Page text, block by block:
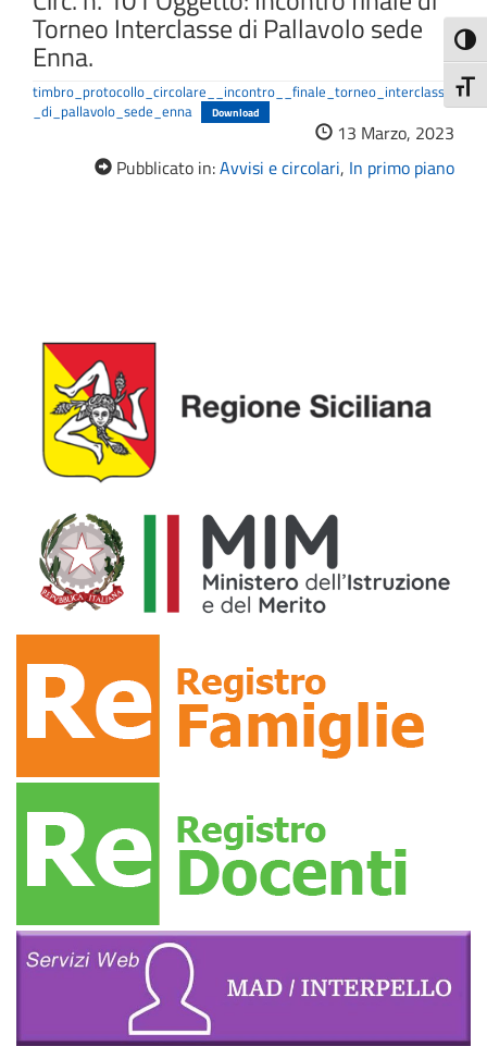
Torneo Interclasse di Pallavolo sede
Enna.
timbro_protocollo_circolare__incontro__finale_torneo_interclasse
_di_pallavolo_sede_enna
Download
13 Marzo, 2023
Pubblicato in:Avvisi e circolari, In primo piano